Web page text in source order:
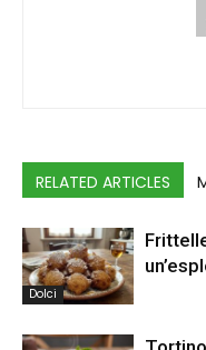
RELATED ARTICLES
Dolci